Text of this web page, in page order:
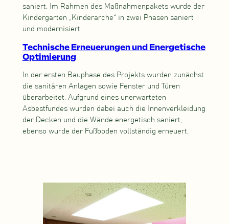
saniert. Im Rahmen des Maßnahmenpakets wurde der
Kindergarten „Kinderarche“ in zwei Phasen saniert
und modernisiert.
Technische Erneuerungen und Energetische
Optimierung
In der ersten Bauphase des Projekts wurden zunächst
die sanitären Anlagen sowie Fenster und Türen
überarbeitet. Aufgrund eines unerwarteten
Asbestfundes wurden dabei auch die Innenverkleidung
der Decken und die Wände energetisch saniert,
ebenso wurde der Fußboden vollständig erneuert.